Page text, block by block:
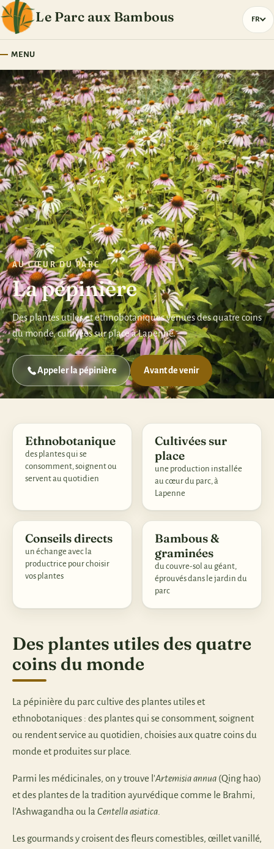
Le Parc aux Bambous
MENU
FR
AU CŒUR DU PARC
La pépinière
Des plantes utiles et ethnobotaniques venues des quatre coins
du monde, cultivées sur place à Lapenne.
Appeler la pépinière Avant de venir
Ethnobotanique
des plantes qui se
consomment, soignent ou
servent au quotidien
Cultivées sur
place
une production installée
au cœur du parc, à
Lapenne
Conseils directs
un échange avec la
productrice pour choisir
vos plantes
Bambous &
graminées
du couvre-sol au géant,
éprouvés dans le jardin du
parc
Des plantes utiles des quatre
coins du monde
La pépinière du parc cultive des plantes utiles et
ethnobotaniques : des plantes qui se consomment, soignent
ou rendent service au quotidien, choisies aux quatre coins du
monde et produites sur place.
Parmi les médicinales, on y trouve l'Artemisia annua (Qing hao)
et des plantes de la tradition ayurvédique comme le Brahmi,
l'Ashwagandha ou la Centella asiatica
Les gourmands y croisent des fleurs comestibles, œillet vanillé,